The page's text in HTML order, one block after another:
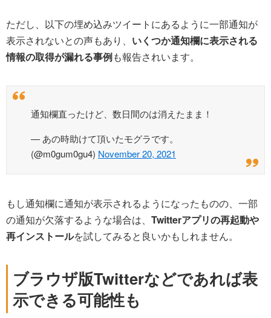
ただし、以下の埋め込みツイートにあるように一部通知が
表示されないとの声もあり、 いくつか通知欄に表示される
情報の取得が漏れる事例も報告されいます。
通知欄直ったけど、数日間のは消えたまま！
— あの時助けて頂いたモグラです。
(@m0gum0gu4) November 20, 2021
もし通知欄に通知が表示されるようになったものの、一部
の通知が欠落するような場合は、 Twitterアプリの再起動や
再インストールを試してみると良いかもしれません。
ブラウザ版Twitterなどであれば表
示できる可能性も